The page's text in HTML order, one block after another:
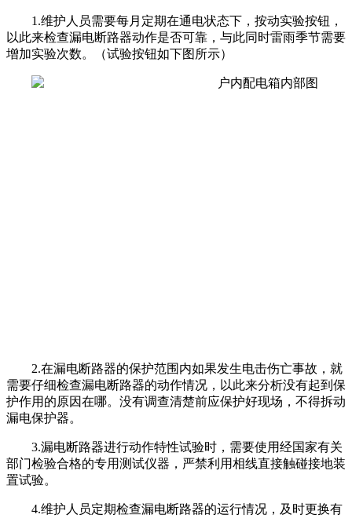
1.维护人员需要每月定期在通电状态下，按动实验按钮，
以此来检查漏电断路器动作是否可靠，与此同时雷雨季节需要
增加实验次数。（试验按钮如下图所示）
2.在漏电断路器的保护范围内如果发生电击伤亡事故，就
需要仔细检查漏电断路器的动作情况，以此来分析没有起到保
护作用的原因在哪。没有调查清楚前应保护好现场，不得拆动
漏电保护器。
3.漏电断路器进行动作特性试验时，需要使用经国家有关
部门检验合格的专用测试仪器，严禁利用相线直接触碰接地装
置试验。
4.维护人员定期检查漏电断路器的运行情况，及时更换有